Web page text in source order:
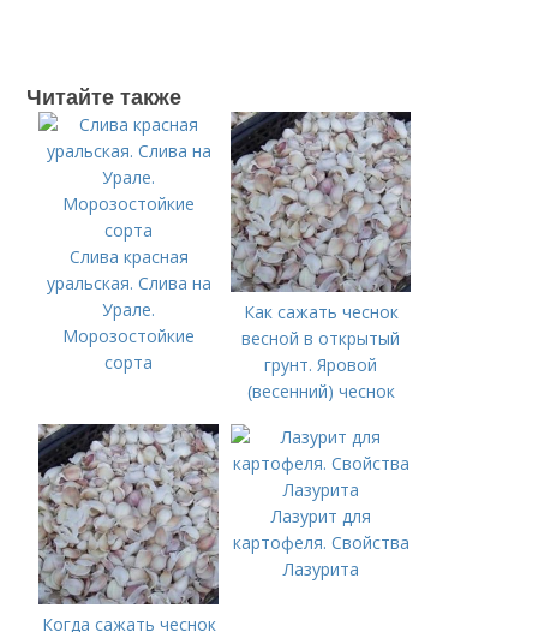
Читайте также
Слива красная
уральская. Слива на
Урале.
Морозостойкие
сорта
Как сажать чеснок
весной в открытый
грунт. Яровой
(весенний) чеснок
Когда сажать чеснок
Лазурит для
картофеля. Свойства
Лазурита